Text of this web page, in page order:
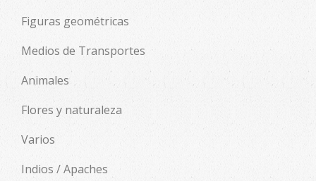
Figuras geométricas
Medios de Transportes
Animales
Flores y naturaleza
Varios
Indios / Apaches